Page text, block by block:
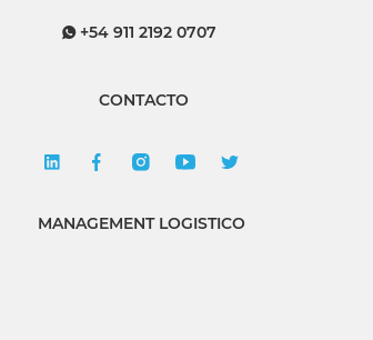
+54 911 2192 0707
CONTACTO
MANAGEMENT LOGISTICO